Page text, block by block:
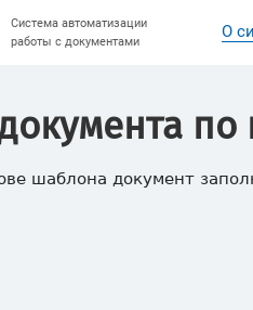
Система автоматизации
работы с документами
О
шаблона документ